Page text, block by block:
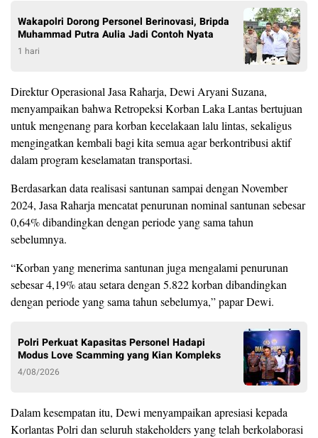
Wakapolri Dorong Personel Berinovasi, Bripda
Muhammad Putra Aulia Jadi Contoh Nyata
1 hari
Direktur Operasional Jasa Raharja, Dewi Aryani Suzana,
menyampaikan bahwa Retropeksi Korban Laka Lantas bertujuan
untuk mengenang para korban kecelakaan lalu lintas, sekaligus
mengingatkan kembali bagi kita semua agar berkontribusi aktif
dalam program keselamatan transportasi.
Berdasarkan data realisasi santunan sampai dengan November
2024, Jasa Raharja mencatat penurunan nominal santunan sebesar
0,64% dibandingkan dengan periode yang sama tahun
sebelumnya.
“Korban yang menerima santunan juga mengalami penurunan
sebesar 4,19% atau setara dengan 5.822 korban dibandingkan
dengan periode yang sama tahun sebelumya,” papar Dewi.
Polri Perkuat Kapasitas Personel Hadapi
Modus Love Scamming yang Kian Kompleks
4/08/2026
Dalam kesempatan itu, Dewi menyampaikan apresiasi kepada
Korlantas Polri dan seluruh stakeholders yang telah berkolaborasi